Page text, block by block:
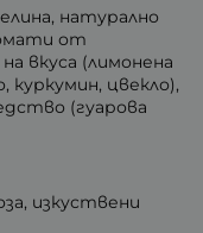
натурално
от
вкуса (лимонена
цвекло),
(гуарова
изкуствени